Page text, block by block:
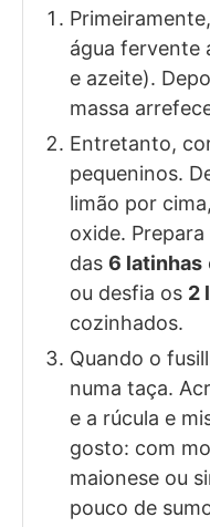
água fervente
e azeite).
massa
Entretanto,
pequeninos.
limão por
oxide.
das 6 latinhas
ou desfia os 2
cozinhados.
Quando o
numa taça.
e a rúcula e
gosto: com
maionese ou
pouco de